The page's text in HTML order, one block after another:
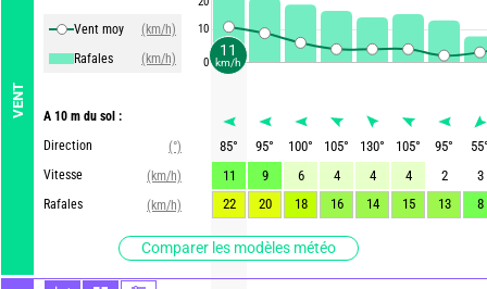
VENT
Vent moy
(km/h)
Rafales
(km/h)
A 10 m du sol :
Direction
(°)
Vitesse
(km/h)
Rafales
(km/h)
Comparer les modèles météo
10
0
85° 95° 100° 105° 130° 105° 95° 55
11
9 6 4 4 4 2
3
22
20 18 16 14 15 13 8
11
km/h